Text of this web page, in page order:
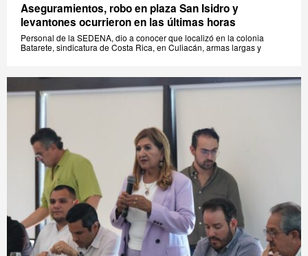
Aseguramientos, robo en plaza San Isidro y
levantones ocurrieron en las últimas horas
Personal de la SEDENA, dio a conocer que localizó en la colonia
Batarete, sindicatura de Costa Rica, en Culiacán, armas largas y